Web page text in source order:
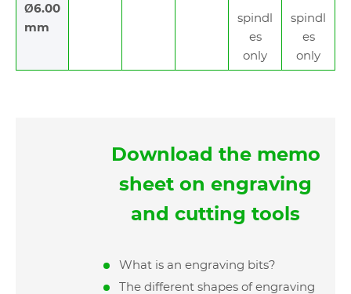
Ø6.00
mm
spindl
es
only
spindl
es
only
Download the memo
sheet on engraving
and cutting tools
What is an engraving bits?
The different shapes of engraving